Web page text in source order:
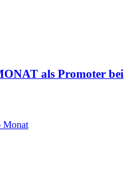
als Promoter bei
Monat